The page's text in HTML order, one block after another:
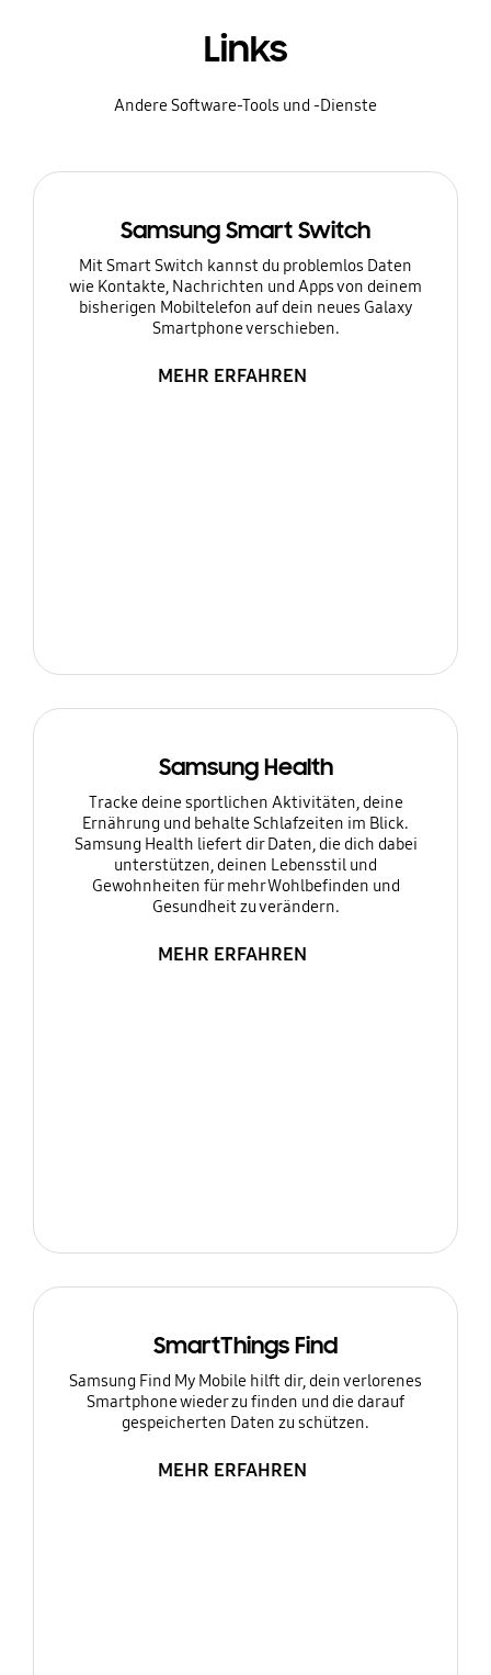
Links
Andere Software-Tools und -Dienste
Samsung Smart Switch
Mit Smart Switch kannst du problemlos Daten
wie Kontakte, Nachrichten und Apps von deinem
bisherigen Mobiltelefon auf dein neues Galaxy
Smartphone verschieben.
MEHR ERFAHREN
Samsung Health
Tracke deine sportlichen Aktivitäten, deine
Ernährung und behalte Schlafzeiten im Blick.
Samsung Health liefert dir Daten, die dich dabei
unterstützen, deinen Lebensstil und
Gewohnheiten für mehr Wohlbefinden und
Gesundheit zu verändern.
MEHR ERFAHREN
SmartThings Find
Samsung Find My Mobile hilft dir, dein verlorenes
Smartphone wieder zu finden und die darauf
gespeicherten Daten zu schützen.
MEHR ERFAHREN